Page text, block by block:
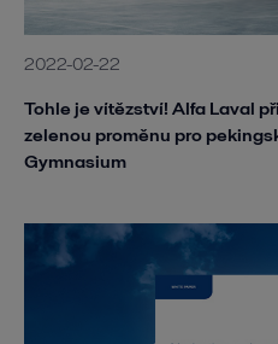
2022-02-22
Tohle je vítězství! Alfa Laval
zelenou proměnu pro
Gymnasium